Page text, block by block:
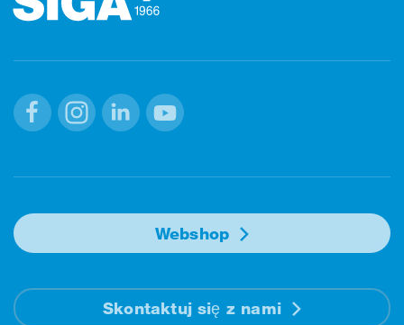
Webshop
Skontaktuj się z nami